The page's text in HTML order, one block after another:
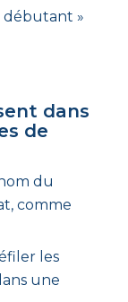
débutant »
dans
de
du
comme
les
une